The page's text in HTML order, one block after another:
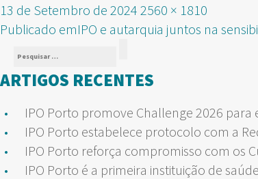
Publicado
em
13 de Setembro de 2024 Tamanho
real
2560 × 1810
NAVEGAÇÃO
DE
ARTIGOS
Publicado emIPO e autarquia juntos na
Pesquisar
por:
ARTIGOS RECENTES
IPO Porto promove Challenge 2026
IPO Porto estabelece protocolo com a
IPO Porto reforça compromisso com os
IPO Porto é a primeira instituição de